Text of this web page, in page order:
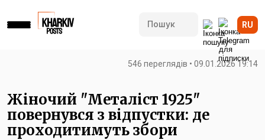
RU
546 переглядів • 09.01.2026 19:14
Жіночий "Металіст 1925"
повернувся з відпустки: де
проходитимуть збори